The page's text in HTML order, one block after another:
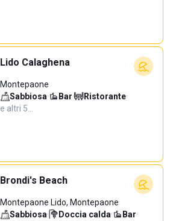
Lido Calaghena
Montepaone
Sabbiosa· Bar· Ristorante·
e altri 5…
Brondi's Beach
Montepaone Lido, Montepaone
Sabbiosa· Doccia calda· Bar·